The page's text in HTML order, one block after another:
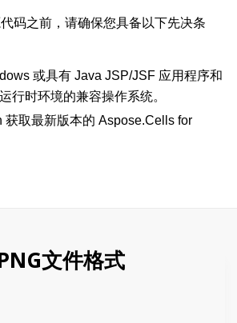
码之前，请确保您具备以下先决条
或具有 Java JSP/JSF 应用程序和
行时环境的兼容操作系统。
获取最新版本的 Aspose.Cells for
文件格式